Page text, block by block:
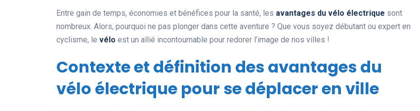
Entre gain de temps, économies et bénéfices pour la santé, les avantages du vélo électrique sont
nombreux. Alors, pourquoi ne pas plonger dans cette aventure ? Que vous soyez débutant ou expert en
cyclisme, le vélo est un allié incontournable pour redorer l’image de nos villes !
Contexte et définition des avantages du
vélo électrique pour se déplacer en ville